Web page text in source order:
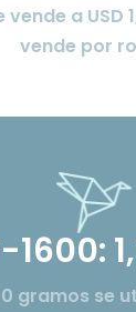
vende a USD
vende por
1600:
gramos se